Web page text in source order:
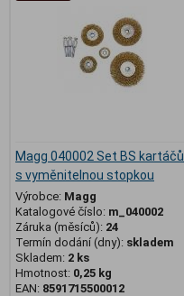
Magg 040002 Set BS kartáčů
s vyměnitelnou stopkou
Výrobce: Magg
Katalogové číslo: m_040002
Záruka (měsíců): 24
Termín dodání (dny): skladem
Skladem: 2 ks
Hmotnost: 0,25 kg
EAN: 8591715500012